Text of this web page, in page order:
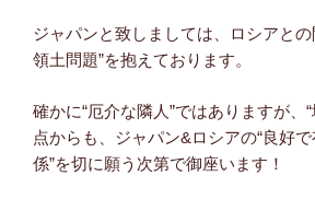
ジャパンと致しましては、ロシアと
領土問題”を抱えております。
確かに“厄介な隣人”ではありますが、
点からも、ジャパン&ロシアの“良好
係”を切に願う次第で御座います！